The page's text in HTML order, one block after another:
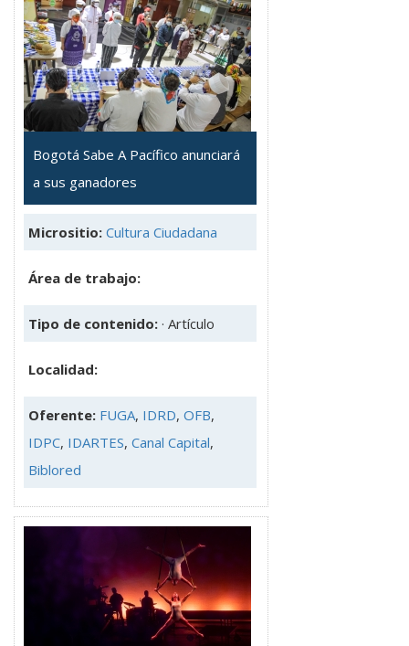
Bogotá Sabe A Pacífico anunciará
a sus ganadores
Micrositio: Cultura Ciudadana
Área de trabajo:
Tipo de contenido: · Artículo
Localidad:
Oferente: FUGA, IDRD, OFB,
IDPC, IDARTES, Canal Capital,
Biblored